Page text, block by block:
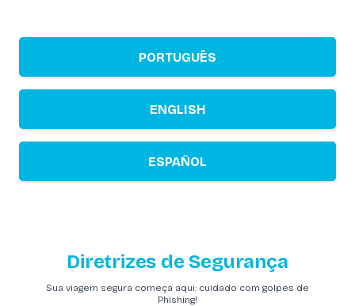
PORTUGUÊS
ENGLISH
ESPAÑOL
Diretrizes de Segurança
Sua viagem segura começa aqui: cuidado com golpes de
Phishing!